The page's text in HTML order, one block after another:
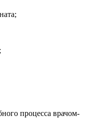
процесса врачом-